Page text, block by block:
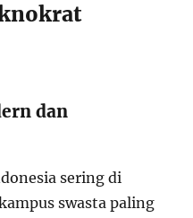
dan
sering di
swasta paling